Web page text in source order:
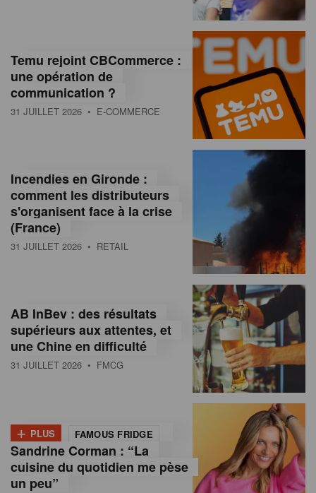
M
a
g
n
e
n
o
m
a
Temu rejoint CBCommerce :
une opération de
communication ?
31 JUILLET 2026 • E-COMMERCE
Incendies en Gironde :
comment les distributeurs
s'organisent face à la crise
(France)
31 JUILLET 2026 • RETAIL
AB InBev : des résultats
supérieurs aux attentes, et
une Chine en difficulté
31 JUILLET 2026 • FMCG
+ PLUS FAMOUS FRIDGE
Sandrine Corman : “La
cuisine du quotidien me pèse
un peu”